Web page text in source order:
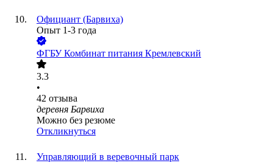
Официант (Барвиха)
Опыт 1-3 года
ФГБУ Комбинат питания Кремлевский
3.3
•
42 отзыва
деревня Барвиха
Можно без резюме
Откликнуться
Управляющий в веревочный парк